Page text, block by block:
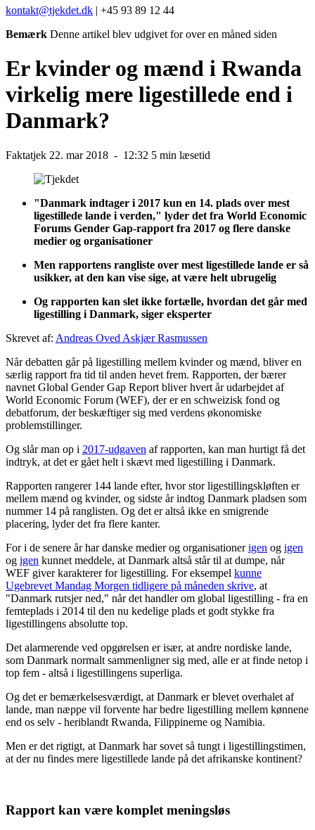
kontakt@tjekdet.dk | +45 93 89 12 44
Bemærk Denne artikel blev udgivet for over en måned siden
Er kvinder og mænd i Rwanda
virkelig mere ligestillede end i
Danmark?
Faktatjek 22. mar 2018 - 12:32 5 min læsetid
"Danmark indtager i 2017 kun en 14. plads over mest
ligestillede lande i verden," lyder det fra World Economic
Forums Gender Gap-rapport fra 2017 og flere danske
medier og organisationer
Men rapportens rangliste over mest ligestillede lande er så
usikker, at den kan vise sige, at være helt ubrugelig
Og rapporten kan slet ikke fortælle, hvordan det går med
ligestilling i Danmark, siger eksperter
Skrevet af: Andreas Oved Askjær Rasmussen
Når debatten går på ligestilling mellem kvinder og mænd, bliver en
særlig rapport fra tid til anden hevet frem. Rapporten, der bærer
navnet Global Gender Gap Report bliver hvert år udarbejdet af
World Economic Forum (WEF), der er en schweizisk fond og
debatforum, der beskæftiger sig med verdens økonomiske
problemstillinger.
Og slår man op i 2017-udgaven af rapporten, kan man hurtigt få det
indtryk, at det er gået helt i skævt med ligestilling i Danmark.
Rapporten rangerer 144 lande efter, hvor stor ligestillingskløften er
mellem mænd og kvinder, og sidste år indtog Danmark pladsen som
nummer 14 på ranglisten. Og det er altså ikke en smigrende
placering, lyder det fra flere kanter.
For i de senere år har danske medier og organisationerigen og igen
og igen kunnet meddele, at Danmark altså står til at dumpe, når
WEF giver karakterer for ligestilling. For eksempel kunne
Ugebrevet Mandag Morgen tidligere på måneden skrive, at
"Danmark rutsjer ned," når det handler om global ligestilling - fra en
femteplads i 2014 til den nu kedelige plads et godt stykke fra
ligestillingens absolutte top.
Det alarmerende ved opgørelsen er især, at andre nordiske lande,
som Danmark normalt sammenligner sig med, alle er at finde netop i
top fem - altså i ligestillingens superliga.
Og det er bemærkelsesværdigt, at Danmark er blevet overhalet af
lande, man næppe vil forvente har bedre ligestilling mellem kønnene
end os selv - heriblandt Rwanda, Filippinerne og Namibia.
Men er det rigtigt, at Danmark har sovet så tungt i ligestillingstimen,
at der nu findes mere ligestillede lande på det afrikanske kontinent?
Rapport kan være komplet meningsløs